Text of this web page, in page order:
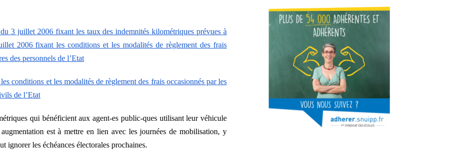
3 juillet 2006 fixant les taux des indemnités kilométriques prévues à
2006 fixant les conditions et les modalités de règlement des frais
des personnels de l’Etat
conditions et les modalités de règlement des frais occasionnés par les
de l’Etat
qui bénéficient aux agent-es public-ques utilisant leur véhicule
est à mettre en lien avec les journées de mobilisation, y
ignorer les échéances électorales prochaines.